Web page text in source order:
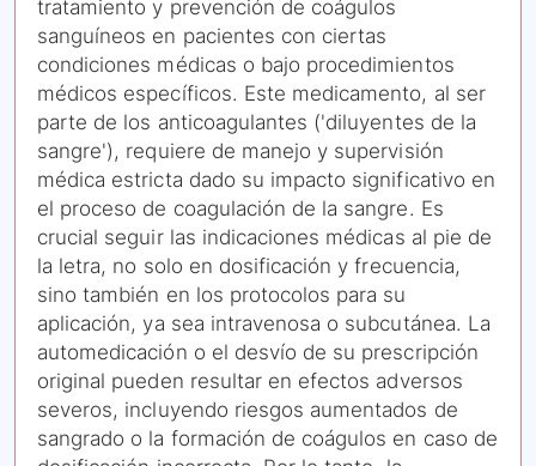
tratamiento y prevención de coágulos
sanguíneos en pacientes con ciertas
condiciones médicas o bajo procedimientos
médicos específicos. Este medicamento, al ser
parte de los anticoagulantes ('diluyentes de la
sangre'), requiere de manejo y supervisión
médica estricta dado su impacto significativo en
el proceso de coagulación de la sangre. Es
crucial seguir las indicaciones médicas al pie de
la letra, no solo en dosificación y frecuencia,
sino también en los protocolos para su
aplicación, ya sea intravenosa o subcutánea. La
automedicación o el desvío de su prescripción
original pueden resultar en efectos adversos
severos, incluyendo riesgos aumentados de
sangrado o la formación de coágulos en caso de